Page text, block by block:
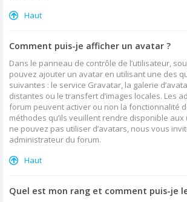
Haut
Comment puis-je afficher un avatar ?
Dans le panneau de contrôle de l’utilisateur,
pouvez ajouter un avatar en utilisant une des
suivantes : le service Gravatar, la galerie
distantes ou le transfert d’images locales. Les
forum peuvent activer ou non la fonctionnalité
méthodes qu’ils veuillent rendre disponible aux
ne pouvez pas utiliser d’avatars, nous vous
administrateur du forum.
Haut
Quel est mon rang et comment puis-je